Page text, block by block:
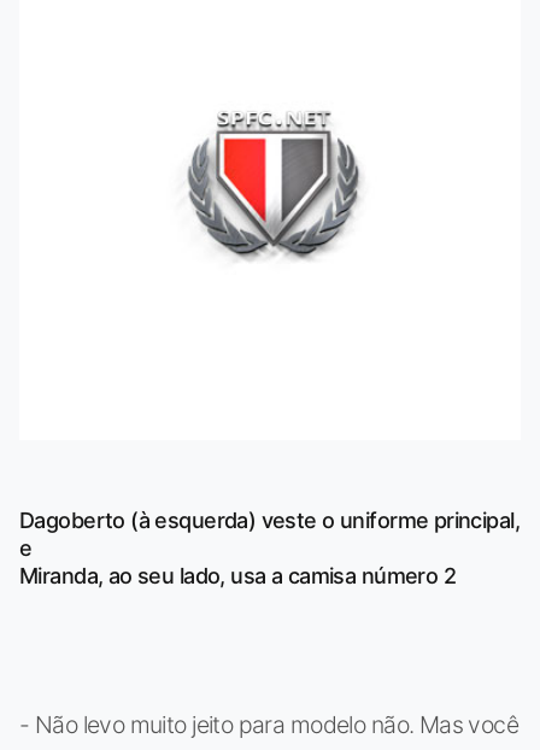
Dagoberto (à esquerda) veste o uniforme principal,
e
Miranda, ao seu lado, usa a camisa número 2
- Não levo muito jeito para modelo não. Mas você